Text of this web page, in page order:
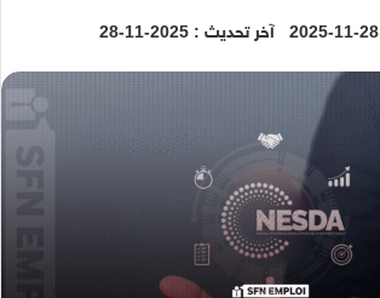
2025-11-28 آخر تحديث : 2025-11-28